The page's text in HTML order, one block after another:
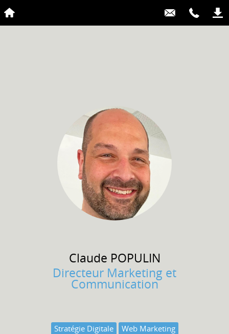
Claude POPULIN
Directeur Marketing et
Communication
Stratégie Digitale Web Marketing